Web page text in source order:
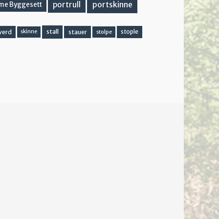
Byggesett portrull portskinne
skinne stall stauer stolpe stople